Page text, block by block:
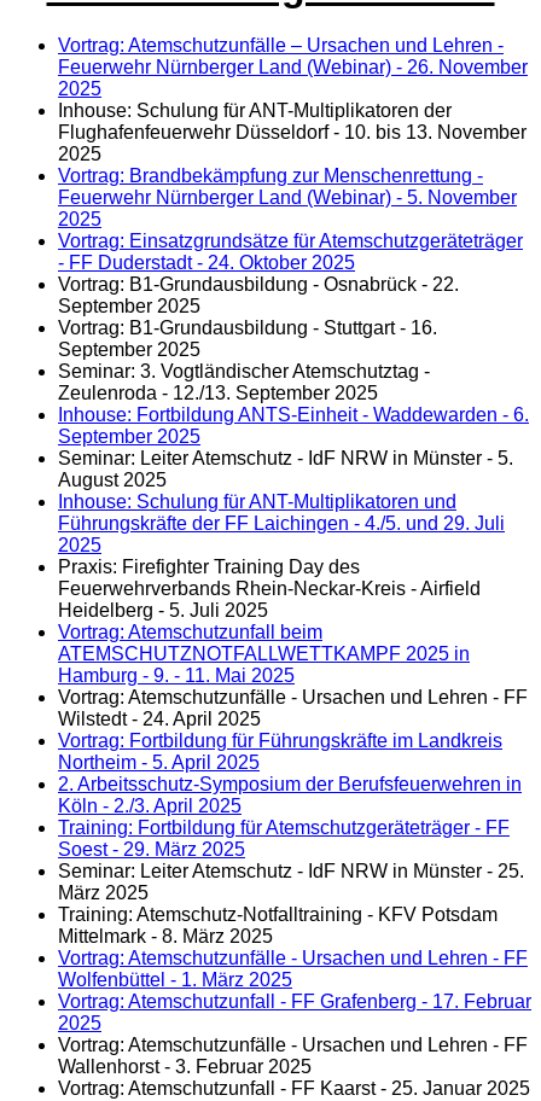
Vortrag: Atemschutzunfälle – Ursachen und Lehren -
Feuerwehr Nürnberger Land (Webinar) - 26. November
2025
Inhouse: Schulung für ANT-Multiplikatoren der
Flughafenfeuerwehr Düsseldorf - 10. bis 13. November
2025
Vortrag: Brandbekämpfung zur Menschenrettung -
Feuerwehr Nürnberger Land (Webinar) - 5. November
2025
Vortrag: Einsatzgrundsätze für Atemschutzgeräteträger
- FF Duderstadt - 24. Oktober 2025
Vortrag: B1-Grundausbildung - Osnabrück - 22.
September 2025
Vortrag: B1-Grundausbildung - Stuttgart - 16.
September 2025
Seminar: 3. Vogtländischer Atemschutztag -
Zeulenroda - 12./13. September 2025
Inhouse: Fortbildung ANTS-Einheit - Waddewarden - 6.
September 2025
Seminar: Leiter Atemschutz - IdF NRW in Münster - 5.
August 2025
Inhouse: Schulung für ANT-Multiplikatoren und
Führungskräfte der FF Laichingen - 4./5. und 29. Juli
2025
Praxis: Firefighter Training Day des
Feuerwehrverbands Rhein-Neckar-Kreis - Airfield
Heidelberg - 5. Juli 2025
Vortrag: Atemschutzunfall beim
ATEMSCHUTZNOTFALLWETTKAMPF 2025 in
Hamburg - 9. - 11. Mai 2025
Vortrag: Atemschutzunfälle - Ursachen und Lehren - FF
Wilstedt - 24. April 2025
Vortrag: Fortbildung für Führungskräfte im Landkreis
Northeim - 5. April 2025
2. Arbeitsschutz-Symposium der Berufsfeuerwehren in
Köln - 2./3. April 2025
Training: Fortbildung für Atemschutzgeräteträger - FF
Soest - 29. März 2025
Seminar: Leiter Atemschutz - IdF NRW in Münster - 25.
März 2025
Training: Atemschutz-Notfalltraining - KFV Potsdam
Mittelmark - 8. März 2025
Vortrag: Atemschutzunfälle - Ursachen und Lehren - FF
Wolfenbüttel - 1. März 2025
Vortrag: Atemschutzunfall - FF Grafenberg - 17. Februar
2025
Vortrag: Atemschutzunfälle - Ursachen und Lehren - FF
Wallenhorst - 3. Februar 2025
Vortrag: Atemschutzunfall - FF Kaarst - 25. Januar 2025